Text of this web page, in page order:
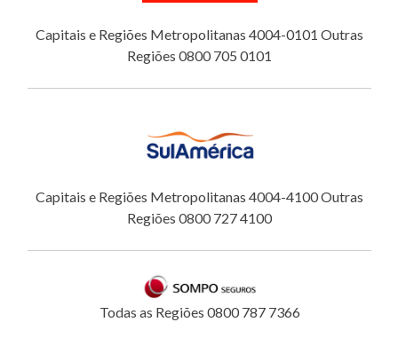
Capitais e Regiões Metropolitanas 4004-0101 Outras
Regiões 0800 705 0101
Capitais e Regiões Metropolitanas 4004-4100 Outras
Regiões 0800 727 4100
Todas as Regiões 0800 787 7366